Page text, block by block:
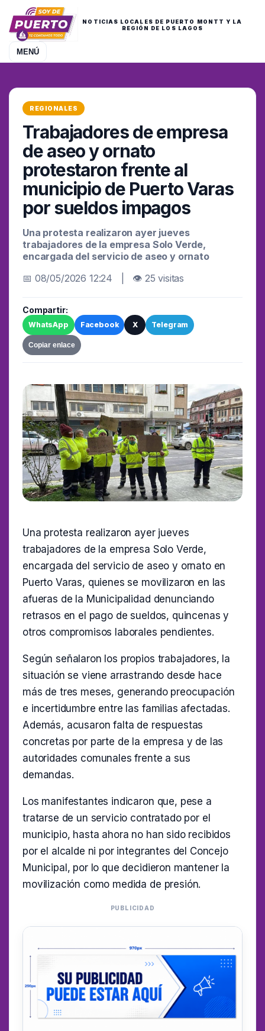
NOTICIAS LOCALES DE PUERTO MONTT Y LA
REGIÓN DE LOS LAGOS
MENÚ
REGIONALES
Trabajadores de empresa
de aseo y ornato
protestaron frente al
municipio de Puerto Varas
por sueldos impagos
Una protesta realizaron ayer jueves
trabajadores de la empresa Solo Verde,
encargada del servicio de aseo y ornato
📅 08/05/2026 12:24 | 👁 25 visitas
Compartir:
WhatsApp Facebook X Telegram
Copiar enlace
Una protesta realizaron ayer jueves
trabajadores de la empresa Solo Verde,
encargada del servicio de aseo y ornato en
Puerto Varas, quienes se movilizaron en las
afueras de la Municipalidad denunciando
retrasos en el pago de sueldos, quincenas y
otros compromisos laborales pendientes.
Según señalaron los propios trabajadores, la
situación se viene arrastrando desde hace
más de tres meses, generando preocupación
e incertidumbre entre las familias afectadas.
Además, acusaron falta de respuestas
concretas por parte de la empresa y de las
autoridades comunales frente a sus
demandas.
Los manifestantes indicaron que, pese a
tratarse de un servicio contratado por el
municipio, hasta ahora no han sido recibidos
por el alcalde ni por integrantes del Concejo
Municipal, por lo que decidieron mantener la
movilización como medida de presión.
PUBLICIDAD